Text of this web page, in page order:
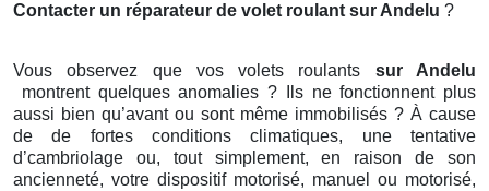
Contacter un réparateur de volet roulant sur Andelu ?
Vous observez que vos volets roulants sur Andelu
montrent quelques anomalies ? Ils ne fonctionnent plus
aussi bien qu’avant ou sont même immobilisés ? À cause
de de fortes conditions climatiques, une tentative
d’cambriolage ou, tout simplement, en raison de son
ancienneté, votre dispositif motorisé, manuel ou motorisé,